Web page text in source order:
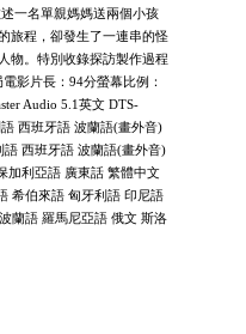
一名單親媽媽送兩個小孩
旅程，卻發生了一連串的怪
物。特別收錄探訪製作過程
影片長：94分螢幕比例：
Audio 5.1英文 DTS-
西班牙語 波蘭語(畫外音)
西班牙語 波蘭語(畫外音)
加利亞語 廣東話 繁體中文
希伯來語 匈牙利語 印尼語
蘭語 羅馬尼亞語 俄文 斯洛